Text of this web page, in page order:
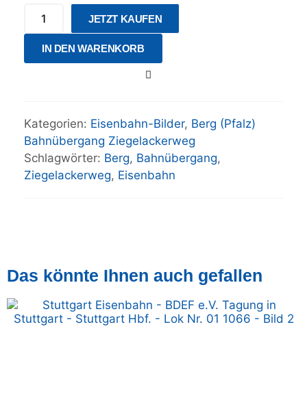
JETZT KAUFEN
IN DEN WARENKORB
Kategorien: Eisenbahn-Bilder, Berg (Pfalz)
Bahnübergang Ziegelackerweg
Schlagwörter: Berg, Bahnübergang,
Ziegelackerweg, Eisenbahn
Das könnte Ihnen auch gefallen